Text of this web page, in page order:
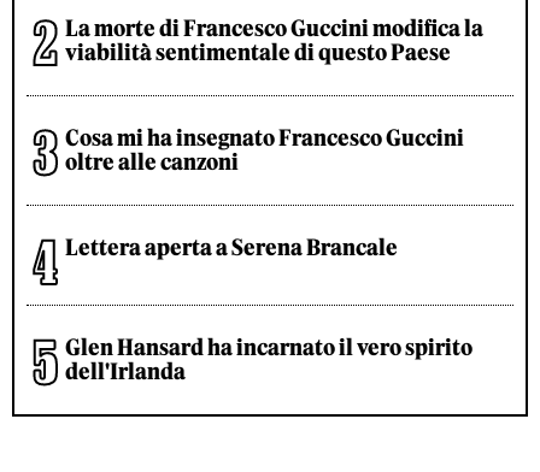
La morte di Francesco Guccini modifica la
viabilità sentimentale di questo Paese
Cosa mi ha insegnato Francesco Guccini
oltre alle canzoni
Lettera aperta a Serena Brancale
Glen Hansard ha incarnato il vero spirito
dell'Irlanda